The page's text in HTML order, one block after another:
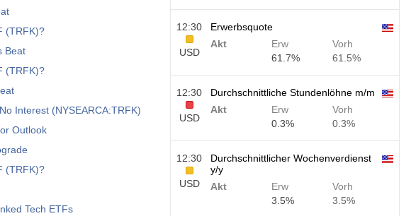
(TRFK)?
Beat
(TRFK)?
Interest (NYSEARCA:TRFK)
Outlook
(TRFK)?
Tech ETFs
12:30
USD
Erwerbsquote
Akt
Erw
61.7%
Vorh
61.5%
12:30
USD
Durchschnittliche Stundenlöhne m/m
Akt
Erw
0.3%
Vorh
0.3%
12:30
USD
Durchschnittlicher Wochenverdienst
y/y
Akt
Erw
3.5%
Vorh
3.5%